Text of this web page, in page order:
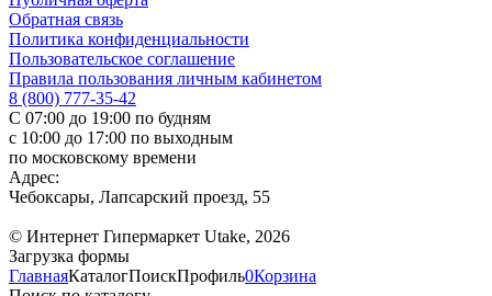
Обратная связь
Политика конфиденциальности
Пользовательское соглашение
Правила пользования личным кабинетом
8 (800) 777-35-42
С 07:00 до 19:00 по будням
с 10:00 до 17:00 по выходным
по московскому времени
Адрес:
Чебоксары, Лапсарский проезд, 55
© Интернет Гипермаркет Utake, 2026
Загрузка формы
ГлавнаяКаталогПоискПрофиль0Корзина